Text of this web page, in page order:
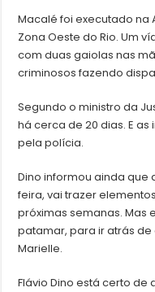
Macalé foi executado na
Zona Oeste do Rio. Um
com duas gaiolas nas
criminosos fazendo
Segundo o ministro da
há cerca de 20 dias. E
pela polícia.
Dino informou ainda que
feira, vai trazer
próximas semanas. Mas
patamar, para ir atrás
Marielle.
Flávio Dino está certo de